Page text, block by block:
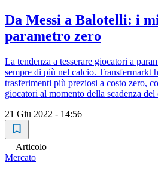
Da Messi a Balotelli: i
parametro zero
La tendenza a tesserare giocatori a
sempre di più nel calcio. Transfermarkt
trasferimenti più preziosi a costo zero,
giocatori al momento della scadenza del
21 Giu 2022 - 14:56
Articolo
Mercato